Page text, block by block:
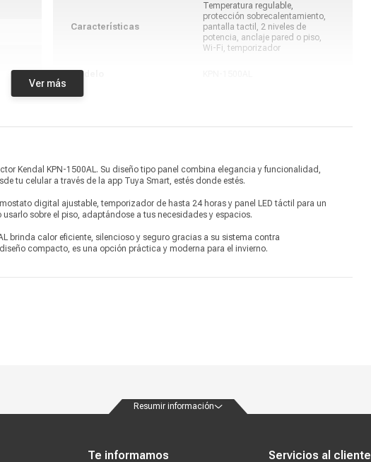
Características
Temperatura regulable,
protección sobrecalentamiento,
pantalla tactil, 2 niveles de
potencia, anclaje pared o piso,
Wi-Fi, temporizador
Modelo
Alto 45 cm
Profundidad 12 cm
Peso 5.5 kg
Garantía
Información adicional
pantalla táctil, 2 niveles de
Ver más
Kendal KPN-1500AL. Su diseño tipo panel combina elegancia y funcionalidad,
tu celular a través de la app Tuya Smart, estés donde estés.
digital ajustable, temporizador de hasta 24 horas y panel LED táctil para un
sobre el piso, adaptándose a tus necesidades y espacios.
brinda calor eficiente, silencioso y seguro gracias a su sistema contra
compacto, es una opción práctica y moderna para el invierno.
Resumir información
Te informamos Servicios al cliente